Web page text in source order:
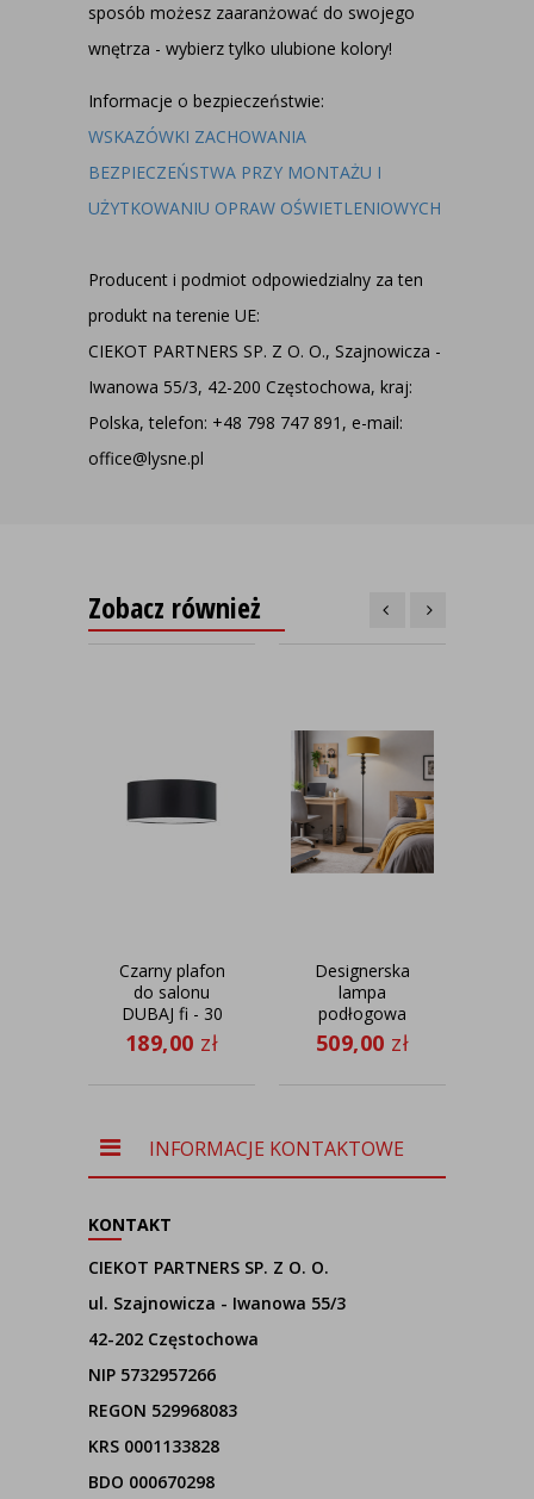
sposób możesz zaaranżować do swojego
wnętrza - wybierz tylko ulubione kolory!
Informacje o bezpieczeństwie:
WSKAZÓWKI ZACHOWANIA
BEZPIECZEŃSTWA PRZY MONTAŻU I
UŻYTKOWANIU OPRAW OŚWIETLENIOWYCH
Producent i podmiot odpowiedzialny za ten
produkt na terenie UE:
CIEKOT PARTNERS SP. Z O. O., Szajnowicza -
Iwanowa 55/3, 42-200 Częstochowa, kraj:
Polska, telefon: +48 798 747 891, e-mail:
office@lysne.pl
Zobacz również
Czarny plafon
do salonu
DUBAJ fi - 30
cm
189,00 zł
Designerska
lampa
podłogowa
BERMUDY z
musztardowym
509,00 zł
INFORMACJE KONTAKTOWE
KONTAKT
CIEKOT PARTNERS SP. Z O. O.
ul. Szajnowicza - Iwanowa 55/3
42-202 Częstochowa
NIP 5732957266
REGON 529968083
KRS 0001133828
BDO 000670298